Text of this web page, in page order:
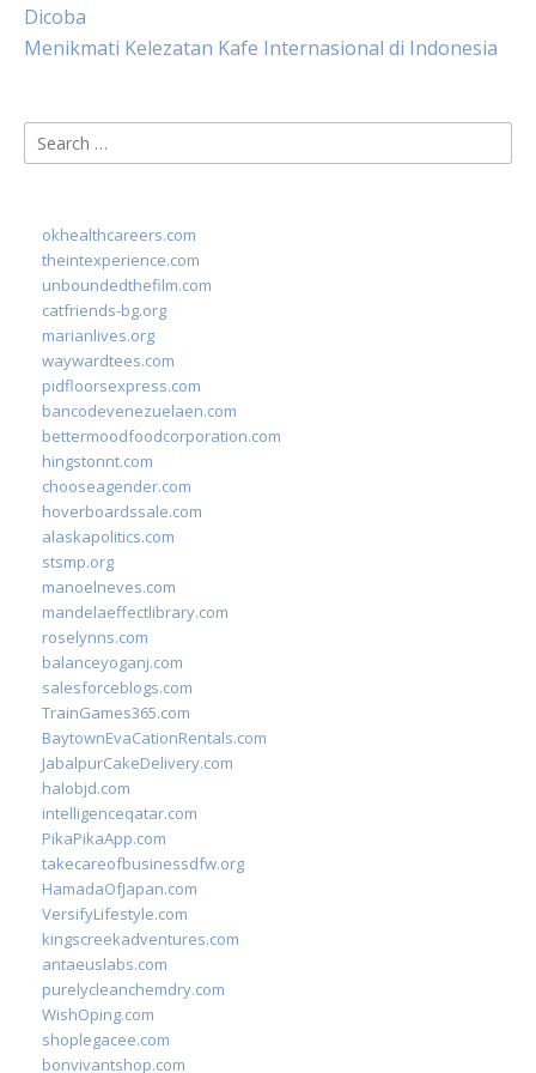
Dicoba
Menikmati Kelezatan Kafe Internasional di Indonesia
Search
for:
okhealthcareers.com
theintexperience.com
unboundedthefilm.com
catfriends-bg.org
marianlives.org
waywardtees.com
pidfloorsexpress.com
bancodevenezuelaen.com
bettermoodfoodcorporation.com
hingstonnt.com
chooseagender.com
hoverboardssale.com
alaskapolitics.com
stsmp.org
manoelneves.com
mandelaeffectlibrary.com
roselynns.com
balanceyoganj.com
salesforceblogs.com
TrainGames365.com
BaytownEvaCationRentals.com
JabalpurCakeDelivery.com
halobjd.com
intelligenceqatar.com
PikaPikaApp.com
takecareofbusinessdfw.org
HamadaOfJapan.com
VersifyLifestyle.com
kingscreekadventures.com
antaeuslabs.com
purelycleanchemdry.com
WishOping.com
shoplegacee.com
bonvivantshop.com